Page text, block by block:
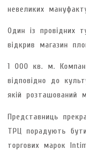
невеликих
Один із провідних
відкрив магазин
1 000 кв. м.
відповідно до
якій розташований
Представниць
ТРЦ порадують
торгових марок